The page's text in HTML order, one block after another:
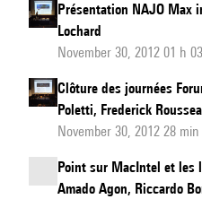
Présentation NAJO Max
Lochard
November 30, 2012 01 h
Clôture des journées
Poletti, Frederick
November 30, 2012 28 min
Point sur MacIntel et les
Amado Agon, Riccardo